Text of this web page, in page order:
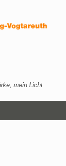
mein Licht